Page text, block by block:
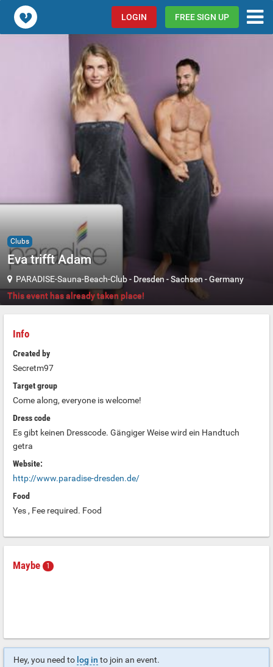
Popcorn.dating LOGIN FREE SIGN UP
Clubs
Eva trifft Adam
PARADISE-Sauna-Beach-Club- Dresden -Sachsen -Germany
This event has already taken place!
Info
Created by
Secretm97
Target group
Come along, everyone is welcome!
Dress code
Es gibt keinen Dresscode. Gängiger Weise wird ein Handtuch
getra
Website:
http://www.paradise-dresden.de/
Food
Yes , Fee required. Food
Maybe 1
Hey, you need to log in to join an event.